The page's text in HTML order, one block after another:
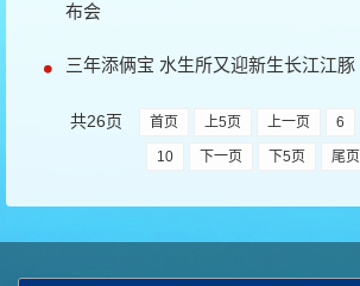
布会
三年添俩宝 水生所又迎新生长江江豚
共26页 首页 上5页 上一页 6
10 下一页 下5页 尾页